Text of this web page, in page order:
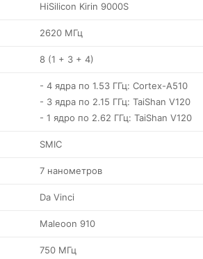
HiSilicon Kirin 9000S
2620 МГц
8 (1 + 3 + 4)
- 4 ядра по 1.53 ГГц: Cortex-A510
- 3 ядра по 2.15 ГГц: TaiShan V120
- 1 ядро по 2.62 ГГц: TaiShan V120
SMIC
7 нанометров
Da Vinci
Maleoon 910
750 МГц